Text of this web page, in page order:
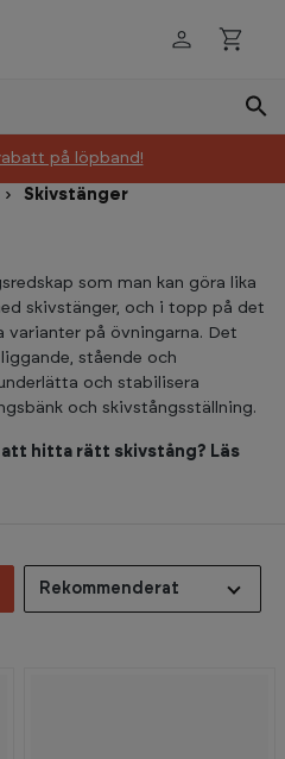
på löpband!
Skivstänger
som man kan göra lika
skivstänger, och i topp på det
varianter på övningarna. Det
stående och
och stabilisera
och skivstångsställning.
hitta rätt skivstång? Läs
Rekommenderat